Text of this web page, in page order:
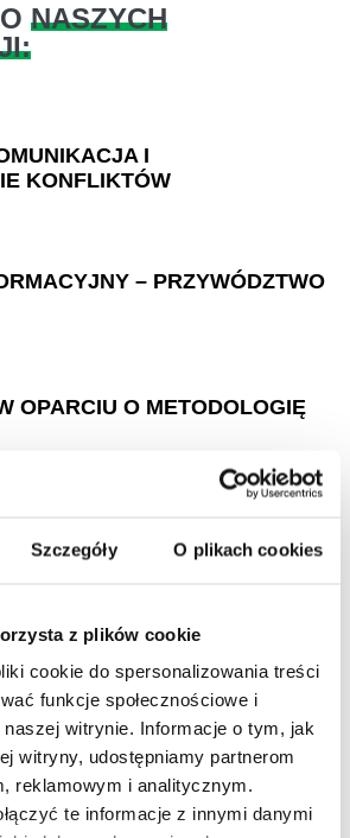
Szczegóły O plikach cookies
z plików cookie
cookie do spersonalizowania treści
funkcje społecznościowe i
witrynie. Informacje o tym, jak
witryny, udostępniamy partnerom
reklamowym i analitycznym.
te informacje z innymi danymi
NASZYCH
I
KONFLIKTÓW
– PRZYWÓDZTWO
OPARCIU O METODOLOGIĘ
I MOTYWOWANIA ZESPOŁU
RYCHERT